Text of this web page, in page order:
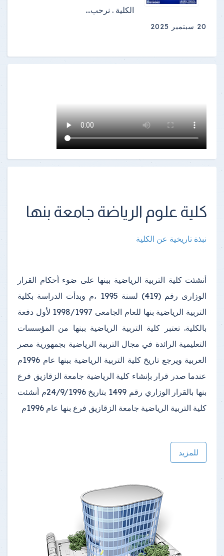
الكلية . نرحب…
20 سبتمبر 2025
كلية علوم الرياضة جامعة بنها
نبذة تاريخية عن الكلية
أنشئت كلية التربية الرياضية ببنها على ضوء أحكام القرار
الوزارى رقم (419) لسنة 1995 ،م وبدأت الدراسة بكلية
التربية الرياضية بنها للعام الجامعى 1998/1997 لأول دفعة
بالكلية. تعتبر كلية التربية الرياضية ببنها من المؤسسات
التعليمية الرائدة في مجال التربية الرياضية بجمهورية مصر
العربية
ويرجع تاريخ كلية التربية الرياضية ببنها عام 1996م
عندما صدر قرار بإنشاء كلية الرياضية جامعة الزقازيق فرع
بنها بالقرار الوزاري رقم 1499 بتاريخ 24/9/1996م أنشئت
كلية التربية الرياضية جامعة الزقازيق فرع بنها عام 1996م
للمزيد